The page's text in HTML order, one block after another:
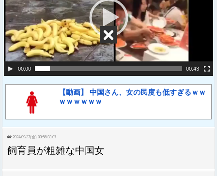
レ
ヤ
ー
00:00 00:43
【動画】 中国さん、女の民度も低すぎるｗｗ
ｗｗｗｗｗｗ
44: 2024/09/27(金) 03:56:33.07
飼育員が粗雑な中国女